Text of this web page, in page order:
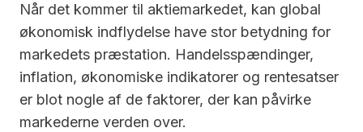
Når det kommer til aktiemarkedet, kan global
økonomisk indflydelse have stor betydning for
markedets præstation. Handelsspændinger,
inflation, økonomiske indikatorer og rentesatser
er blot nogle af de faktorer, der kan påvirke
markederne verden over.